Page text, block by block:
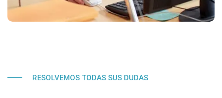
RESOLVEMOS TODAS SUS DUDAS